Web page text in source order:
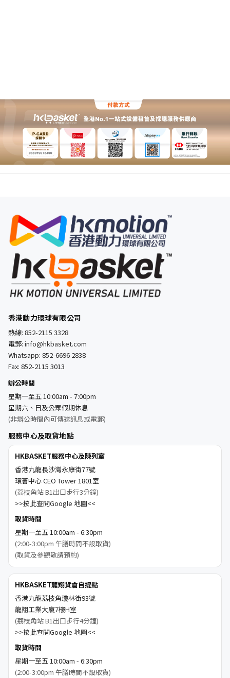
香港動力環球有限公司
熱線: 852-2115 3328
電郵: info@hkbasket.com
Whatsapp: 852-6696 2838
Fax: 852-2115 3013
辦公時間
星期一至五 10:00am - 7:00pm
星期六、日及公眾假期休息
(非辦公時間內可傳送訊息或電郵)
服務中心及取貨地點
HKBASKET服務中心及陳列室
香港九龍長沙灣永康街77號
環薈中心 CEO Tower 1801室
(荔枝角站 B1出口步行3分鐘)
>>按此查閱Google 地圖<<
取貨時間
星期一至五 10:00am - 6:30pm
(2:00-3:00pm 午膳時間不設取貨)
(取貨及參觀敬請預約)
HKBASKET龍翔貨倉自提點
香港九龍荔枝角瓊林街93號
龍翔工業大廈7樓H室
(荔枝角站 B1出口步行4分鐘)
>>按此查閱Google 地圖<<
取貨時間
星期一至五 10:00am - 6:30pm
(2:00-3:00pm 午膳時間不設取貨)